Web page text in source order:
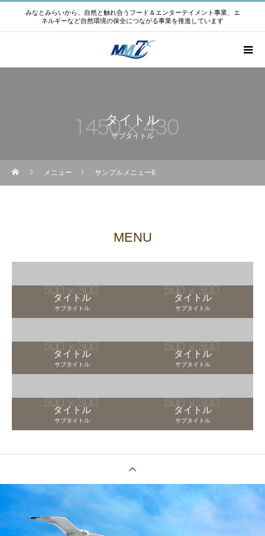
みなとみらいから、自然と触れ合うフード＆エンターテイメント事業、エ
ネルギーなど自然環境の保全につながる事業を推進しています
タイトル
サブタイトル
メニュー サンプルメニュー6
MENU
タイトル
サブタイトル
タイトル
サブタイトル
タイトル
サブタイトル
タイトル
サブタイトル
タイトル
サブタイトル
タイトル
サブタイトル